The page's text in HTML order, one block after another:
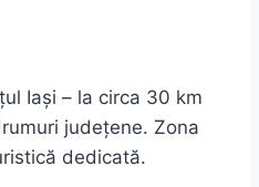
Iași – la circa 30 km
județene. Zona
dedicată.